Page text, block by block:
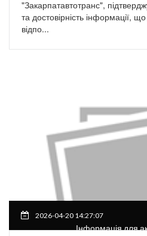
"Закарпатавтотранс",
та достовірність інформації,
відпо...
2026-04-20 14:27:07
Інформація для